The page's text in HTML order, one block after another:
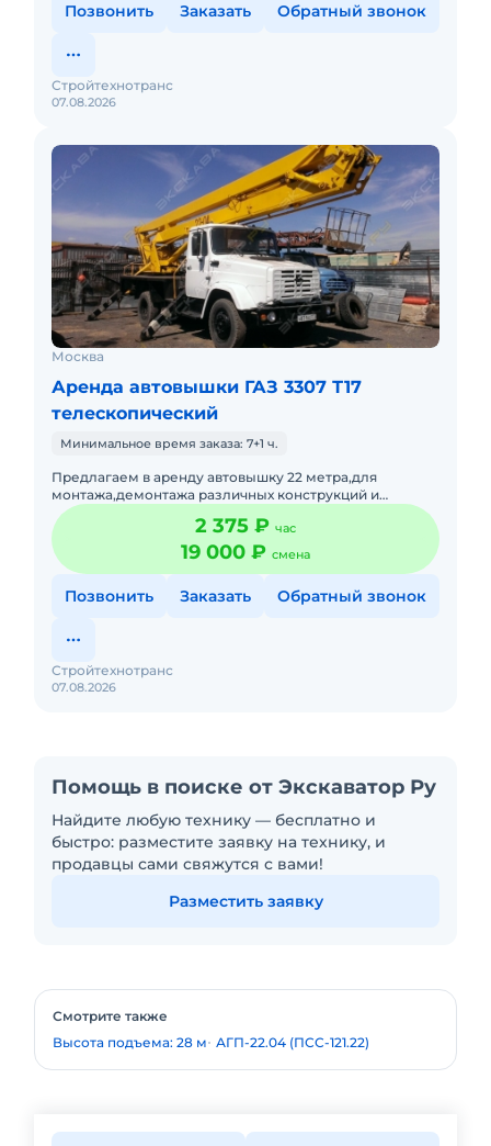
Позвонить Заказать Обратный звонок
07.08.2026
Стройтехнотранс
Москва
Аренда автовышки ГАЗ 3307 Т17
телескопический
Минимальное время заказа: 7+1 ч.
Предлагаем в аренду автовышку 22 метра,для
монтажа,демонтажа различных конструкций и
т.д.Подача в день заказа. Пакет отчетных документов.С
оператором.Топливо вк2 375 ₽ час
19 000 ₽ смена
Позвонить Заказать Обратный звонок
07.08.2026
Стройтехнотранс
Помощь в поиске от Экскаватор Ру
Найдите любую технику — бесплатно и
быстро: разместите заявку на технику, и
продавцы сами свяжутся с вами!
Разместить заявку
Смотрите также
Высота подъема: 28 м АГП-22.04 (ПСС-121.22)